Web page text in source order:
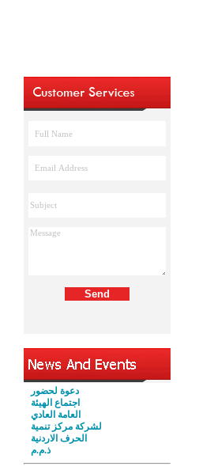
دعوة لحضور
اجتماع الهيئة
العامة العادي
لشركة مركز تنمية
الحرف الاردنية
ذ.م.م